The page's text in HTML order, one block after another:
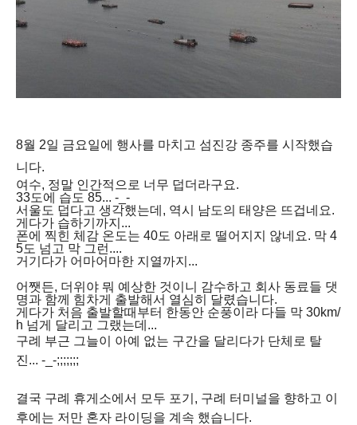
8월 2일 금요일에 행사를 마치고 섬진강 종주를 시작했습
니다.
여수, 정말 인간적으로 너무 덥더라구요.
33도에 습도 85... -_-
서울도 덥다고 생각했는데, 역시 남도의 태양은 뜨겁네요.
게다가 습하기까지...
폰에 찍힌 체감 온도는 40도 아래로 떨어지지 않네요. 막 4
5도 넘고 막 그런....
거기다가 어마어마한 지열까지...
어쨋든, 더위야 뭐 예상한 것이니 감수하고 회사 동료들 댓
명과 함께 힘차게 출발해서 열심히 달렸습니다.
게다가 처음 출발할때부터 한동안 순풍이라 다들 막 30km/
h 넘게 달리고 그랬는데...
구례 부근 그늘이 아예 없는 구간을 달리다가 단체로 탈
진... -_-;;;;;;;
결국 구례 휴게소에서 모두 포기, 구례 터미널을 향하고 이
후에는 저만 혼자 라이딩을 계속 했습니다.